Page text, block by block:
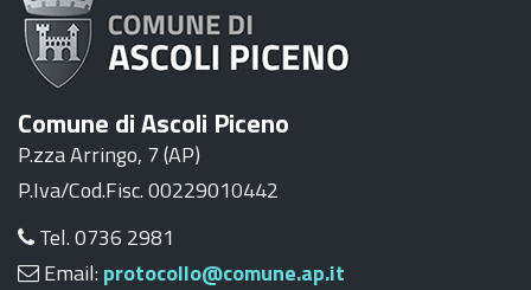
Comune di Ascoli Piceno
P.zza Arringo, 7 (AP)
P.Iva/Cod.Fisc. 00229010442
Tel. 0736 2981
Email: protocollo@comune.ap.it